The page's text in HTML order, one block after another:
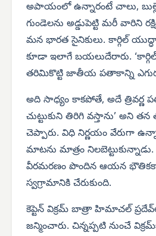
అపాయంలో ఉన్నారంటే చాలు,
గుండెలను అడ్డుపెట్టి మరీ వారిని
మన భారత సైనికులు. కార్గిల్
కూడా ఇలాగే బయలుదేరారు.
తరిమికొట్టి జాతీయ పతాకాన్ని
అది సాధ్యం కాకపోతే, అదే త్రివర్ణ
చుట్టుకుని తిరిగి వస్తాను’ అని
చెప్పారు. విధి నిర్ణయం వేరుగా
మాటను మాత్రం
వీరమరణం పొందిన ఆయన
స్వగ్రామానికి చేరుకుంది.
కెప్టెన్ విక్రమ్ బాత్రా హిమాచల్
జన్మించారు. చిన్నప్పటి నుంచే